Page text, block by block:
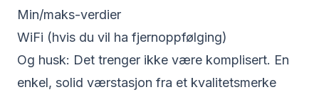
Min/maks-verdier
WiFi (hvis du vil ha fjernoppfølging)
Og husk: Det trenger ikke være komplisert. En
enkel, solid værstasjon fra et kvalitetsmerke